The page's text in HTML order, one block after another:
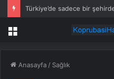
Menü
Anasayfa / Sağlık